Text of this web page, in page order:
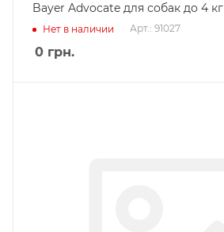
Bayer Advocate для собак до 4 кг
Нет в наличии Арт.: 91027
0 грн.